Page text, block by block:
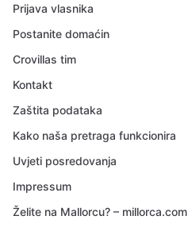
Prijava vlasnika
Postanite domaćin
Crovillas tim
Kontakt
Zaštita podataka
Kako naša pretraga funkcionira
Uvjeti posredovanja
Impressum
Želite na Mallorcu? – millorca.com